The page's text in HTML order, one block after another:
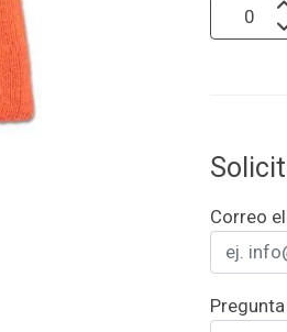
Correo
Pregunta